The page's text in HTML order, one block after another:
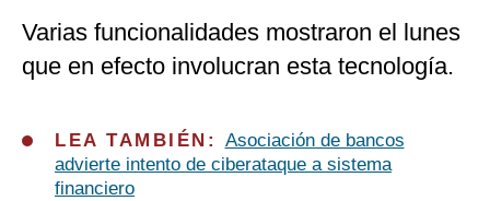
Varias funcionalidades mostraron el lunes
que en efecto involucran esta tecnología.
LEA TAMBIÉN: Asociación de bancos
advierte intento de ciberataque a sistema
financiero